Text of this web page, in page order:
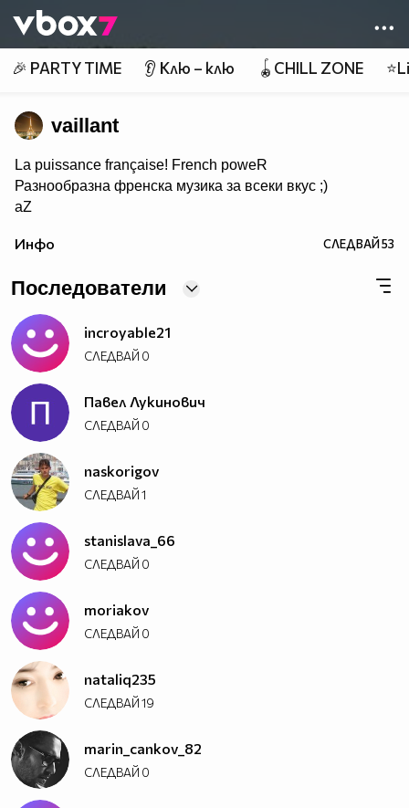
👾
🎉 PARTY TIME 👂 Клю – клю 🪀CHILL ZONE
vaillant
La puissance française! French poweR
Разнообразна френска музика за всеки вкус ;)
aZ
Инфо СЛЕДВАЙ53
Последователи
incroyable21
СЛЕДВАЙ 0
Павел Лукинович
СЛЕДВАЙ 0
naskorigov
СЛЕДВАЙ1
stanislava_66
СЛЕДВАЙ 0
moriakov
СЛЕДВАЙ 0
nataliq235
СЛЕДВАЙ19
marin_cankov_82
СЛЕДВАЙ 0